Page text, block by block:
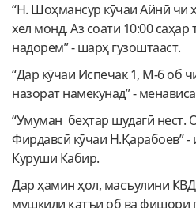
“Н. Шоҳмансур кӯчаи Айнӣ чи
хел монд. Аз соати 10:00 саҳар
надорем” - шарҳ гузоштааст.
“Дар кӯчаи Испечак 1, М-6 об
назорат намекунад” -
“Умуман беҳтар шудагӣ нест.
Фирдавсӣ кӯчаи Н.Қарабоев” -
Куруши Кабир.
Дар ҳамин ҳол, масъулини
мушкили қатъи об ва фишори